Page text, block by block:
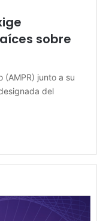
sobre
(AMPR) junto a su
del